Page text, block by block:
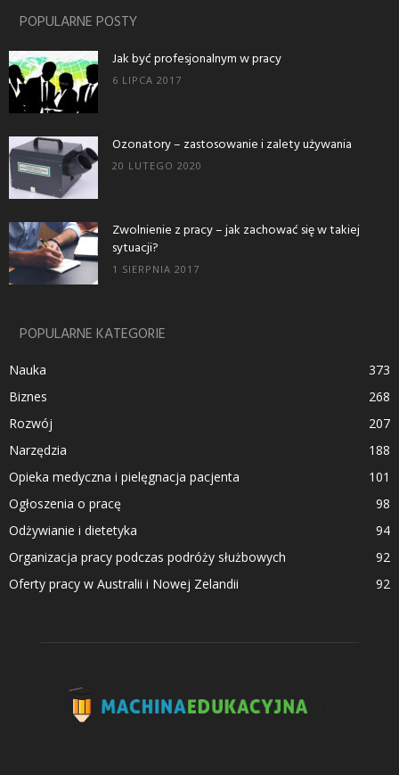
POPULARNE POSTY
Jak być profesjonalnym w pracy
6 LIPCA 2017
Ozonatory – zastosowanie i zalety używania
20 LUTEGO 2020
Zwolnienie z pracy – jak zachować się w takiej
sytuacji?
1 SIERPNIA 2017
POPULARNE KATEGORIE
Nauka
373
Biznes
268
Rozwój
207
Narzędzia
188
Opieka medyczna i pielęgnacja pacjenta
101
Ogłoszenia o pracę
98
Odżywianie i dietetyka
94
Organizacja pracy podczas podróży służbowych
92
Oferty pracy w Australii i Nowej Zelandii
92